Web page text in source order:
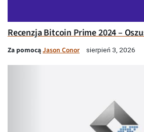
Recenzja Bitcoin Prime 2024 –
Za pomocąJason Conor sierpień 3, 2026